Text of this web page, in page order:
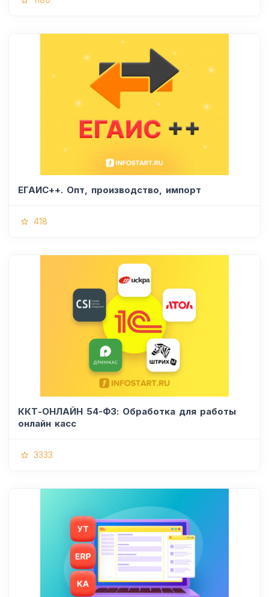
ЕГАИС++. Опт, производство, импорт
418
ККТ-ОНЛАЙН 54-ФЗ: Обработка для работы
онлайн касс
3333